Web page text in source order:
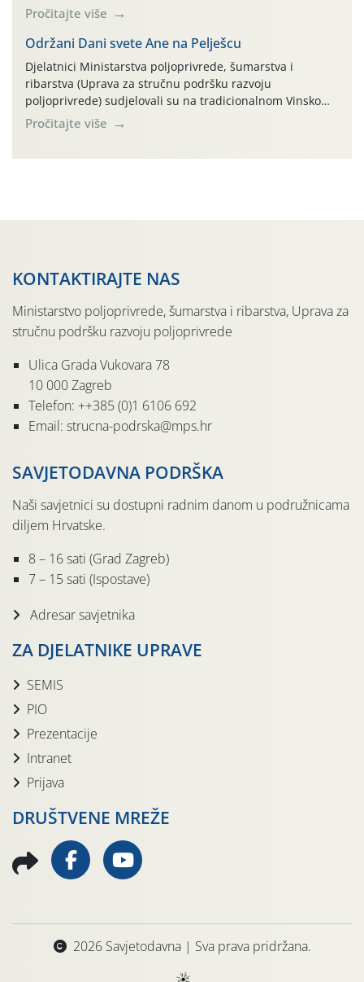
na pokusnom polju "Poredje", kraj naselja Belica (ARKOD
parcela ID 2445031) (središnji dio Međimurske županije).
Pročitajte više
Održani Dani svete Ane na Pelješcu
Djelatnici Ministarstva poljoprivrede, šumarstva i
ribarstva (Uprava za stručnu podršku razvoju
poljoprivrede) sudjelovali su na tradicionalnom Vinskom
forumu, održanom 24.07.2026. godine u Domu vinarske
tradicije u Putnikovićima na poluotoku Pelješcu, u
Pročitajte više
KONTAKTIRAJTE NAS
Ministarstvo poljoprivrede, šumarstva i ribarstva, Uprava za
stručnu podršku razvoju poljoprivrede
Ulica Grada Vukovara 78
10 000 Zagreb
Telefon: ++385 (0)1 6106 692
Email: strucna-podrska@mps.hr
SAVJETODAVNA PODRŠKA
Naši savjetnici su dostupni radnim danom u podružnicama
diljem Hrvatske.
8 – 16 sati (Grad Zagreb)
7 – 15 sati (Ispostave)
Adresar savjetnika
ZA DJELATNIKE UPRAVE
SEMIS
PIO
Prezentacije
Intranet
Prijava
DRUŠTVENE MREŽE
2026 Savjetodavna | Sva prava pridržana.